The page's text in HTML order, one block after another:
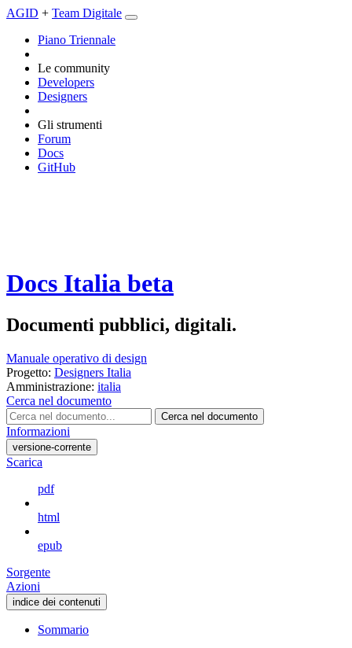
AGID + Team Digitale
Piano Triennale
Le community
Developers
Designers
Gli strumenti
Forum
Docs
GitHub
Docs Italia beta
Documenti pubblici, digitali.
Manuale operativo di design
Progetto: Designers Italia
Amministrazione: italia
Cerca nel documento
Cerca nel documento
Informazioni
versione-corrente
Scarica
pdf
html
epub
Sorgente
Azioni
indice dei contenuti
Sommario